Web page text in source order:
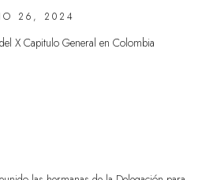
26, 2024
X Capitulo General en Colombia